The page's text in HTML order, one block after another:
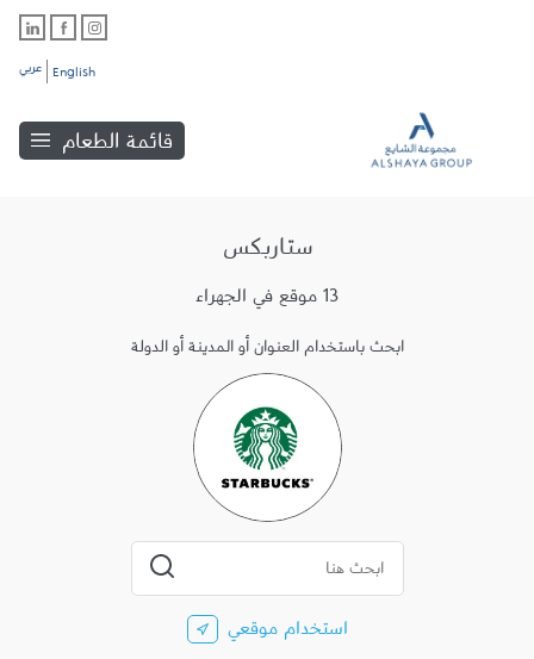
English عربي
قائمة الطعام
ستاربكس
13 موقع في الجهراء
ابحث باستخدام العنوان أو المدينة أو الدولة
استخدام موقعي